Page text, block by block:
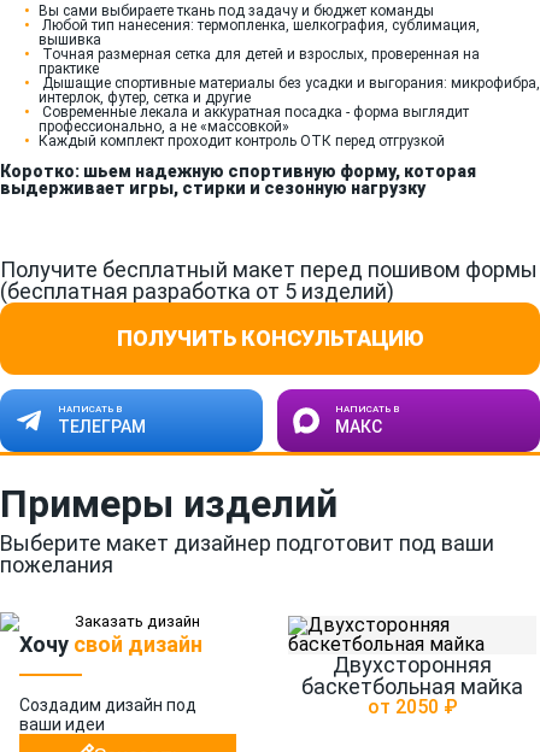
Вы сами выбираете ткань под задачу и бюджет команды
Любой тип нанесения: термопленка, шелкография, сублимация,
вышивка
Точная размерная сетка для детей и взрослых, проверенная на
практике
Дышащие спортивные материалы без усадки и выгорания: микрофибра,
интерлок, футер, сетка и другие
Современные лекала и аккуратная посадка - форма выглядит
профессионально, а не «массовкой»
Каждый комплект проходит контроль ОТК перед отгрузкой
Коротко: шьем надежную спортивную форму, которая
выдерживает игры, стирки и сезонную нагрузку
Получите бесплатный макет перед пошивом формы
(бесплатная разработка от 5 изделий)
ПОЛУЧИТЬ КОНСУЛЬТАЦИЮ
НАПИСАТЬ В
ТЕЛЕГРАМ
НАПИСАТЬ В
МАКС
Примеры изделий
Выберите макет дизайнер подготовит под ваши
пожелания
Хочу свой дизайн
Создадим дизайн под
ваши идеи
Двухсторонняя
баскетбольная майка
от 2050 ₽